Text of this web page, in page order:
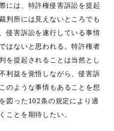
は、特許権侵害訴訟を提起
判所には見えないところでも
侵害訴訟を遂行している事情
はないと思われる。特許権者
を提起されることは当然とし
利益を覚悟しながら、侵害訴
のような事情もあることを想
図った102条の規定により適
ことを期待したい。